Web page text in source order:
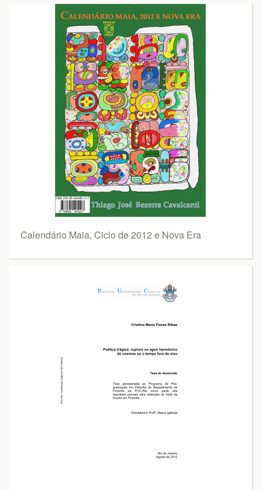
Calendário Maia, Ciclo de 2012 e Nova Era